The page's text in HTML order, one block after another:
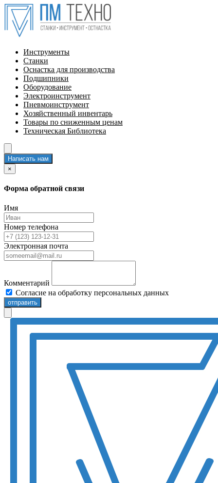
Инструменты
Станки
Оснастка для производства
Подшипники
Оборудование
Электроинструмент
Пневмоинструмент
Хозяйственный инвентарь
Товары по сниженным ценам
Техническая Библиотека
Написать нам
×
Форма обратной связи
Имя
Номер телефона
Электронная почта
Комментарий
Согласие на обработку персональных данных
отправить